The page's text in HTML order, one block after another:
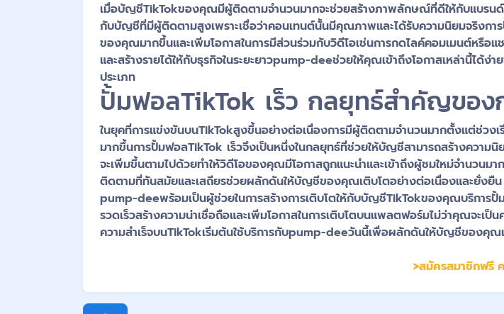
เมื่อบัญชีTikTokของคุณมีผู้ติดตามจำนวนมากจะช่วยสร้างภาพลักษณ์ที่ดีให้กับแบรนด์
กับบัญชีที่มีผู้ติดตามสูงเพราะเชื่อว่าคอนเทนต์นั้นมีคุณภาพและได้รับความนิยมจริงกา
ของคุณมากขึ้นและเพิ่มโอกาสในการมีส่วนร่วมกับวิดีโอเช่นการกดไลค์คอมเมนต์หรือ
และสร้างรายได้ให้กับธุรกิจในระยะยาวpump-deeช่วยให้คุณเข้าถึงโอกาสเหล่านี้ได้ง่
ประเภท
ปั้มฟอลTikTok เร็ว กลยุทธ์สำคัญของ
ในยุคที่การแข่งขันบนTikTokสูงขึ้นอย่างต่อเนื่องการมีผู้ติดตามจำนวนมากตั้งแต่ช่ว
มากขึ้นการปั้มฟอลTikTok เร็วจึงเป็นหนึ่งในกลยุทธ์ที่ช่วยให้บัญชีสามารถสร้างความ
จะเพิ่มขึ้นตามไปด้วยทำให้วิดีโอของคุณมีโอกาสถูกแนะนำและเข้าถึงผู้ชมใหม่จำนว
ติดตามที่ทันสมัยและเสถียรช่วยผลักดันให้บัญชีของคุณเติบโตอย่างต่อเนื่องและยั่งยืน
pump-deeพร้อมเป็นผู้ช่วยในการสร้างการเติบโตให้กับบัญชีTikTokของคุณบริกา
รวดเร็วสร้างความน่าเชื่อถือและเพิ่มโอกาสในการเติบโตบนแพลตฟอร์มไม่ว่าคุณจะเ
ความสำเร็จบนTikTokเริ่มต้นใช้บริการกับpump-deeวันนี้เพื่อผลักดันให้บัญชีของคุณเ
>สมัครสมาชิกฟรี